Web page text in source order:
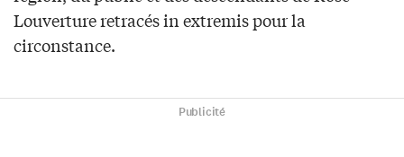
Louverture retracés in extremis pour la
circonstance.
Publicité